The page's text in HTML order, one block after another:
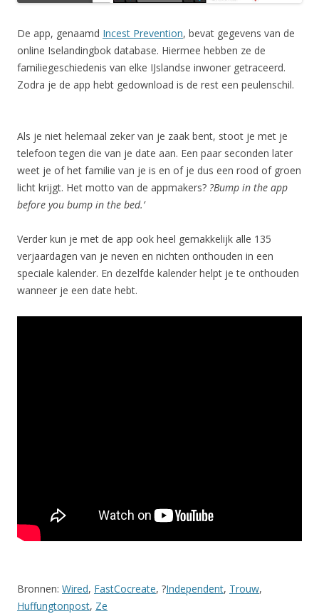
De app, genaamd Incest Prevention, bevat gegevens van de
online Iselandingbok database. Hiermee hebben ze de
familiegeschiedenis van elke IJslandse inwoner getraceerd.
Zodra je de app hebt gedownload is de rest een peulenschil.
Als je niet helemaal zeker van je zaak bent, stoot je met je
telefoon tegen die van je date aan. Een paar seconden later
weet je of het familie van je is en of je dus een rood of groen
licht krijgt. Het motto van de appmakers? ?Bump in the app
before you bump in the bed.’
Verder kun je met de app ook heel gemakkelijk alle 135
verjaardagen van je neven en nichten onthouden in een
speciale kalender. En dezelfde kalender helpt je te onthouden
wanneer je een date hebt.
Bronnen: Wired, FastCocreate, ?Independent, Trouw,
Huffungtonpost, Ze